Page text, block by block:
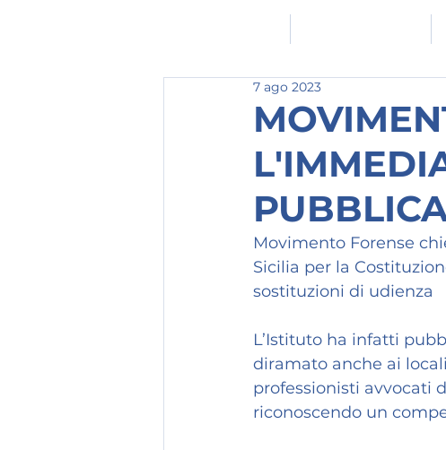
7 ago 2023
Movimento Forense
Sicilia per la
sostituzioni di udienza
L’Istituto ha infatti
diramato anche ai
professionisti avvocati
riconoscendo un